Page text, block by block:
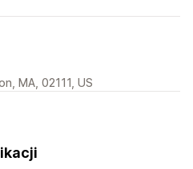
MA, 02111, US